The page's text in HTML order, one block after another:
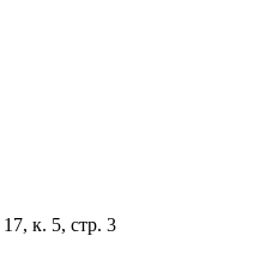
к. 5, стр. 3